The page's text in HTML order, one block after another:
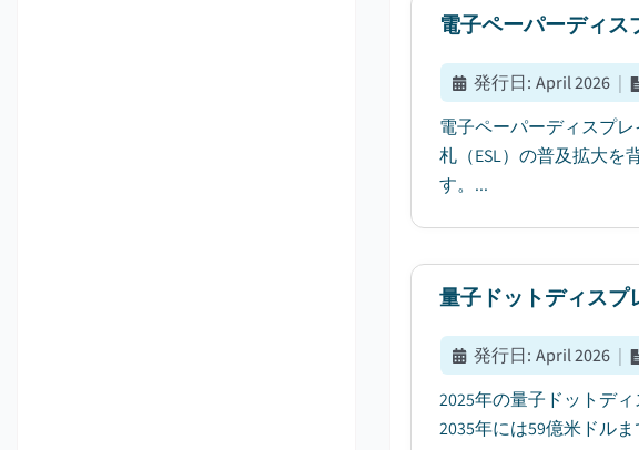
電子ペーパーディ
発行日: April 2026 |
電子ペーパーディスプ
札（ESL）の普及拡大を
す。...
量子ドットディスプ
発行日: April 2026 |
2025年の量子ドットデ
2035年には59億米ドル